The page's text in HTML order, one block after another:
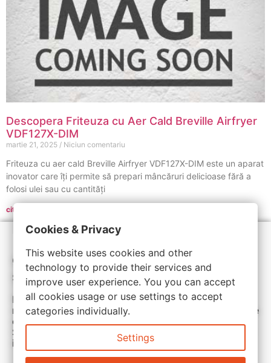
Descopera Friteuza cu Aer Cald Breville Airfryer
VDF127X-DIM
martie 21, 2025 Niciun comentariu
Friteuza cu aer cald Breville Airfryer VDF127X-DIM este un aparat
inovator care îți permite să prepari mâncăruri delicioase fără a
folosi ulei sau cu cantități
citeste mai departe »
Cele mai noi oferte, reduceri de preț
și cupoane de reducere
Ramai aproape de noi. Zilnic actualizam ofertele
magazinelor partenere. Cu siguranta vei gasi ceea ce
cauti la pret avantajos.
Sunteti aici pentru reduceri inteligente si cumpărături
inspirate
Cookies & Privacy
This website uses cookies and other
technology to provide their services and
improve user experience. You you can accept
all cookies usage or use settings to accept
categories individually.
Settings